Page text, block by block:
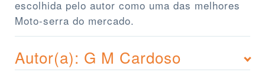
escolhida pelo autor como uma das melhores
Moto-serra do mercado.
Autor(a): G M Cardoso